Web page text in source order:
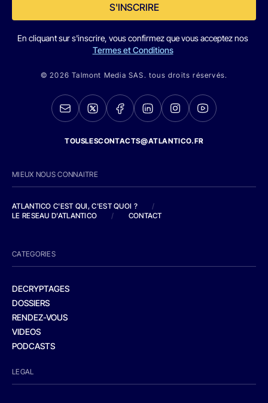
S'INSCRIRE
En cliquant sur s'inscrire, vous confirmez que vous acceptez nos
Termes et Conditions
© 2026 Talmont Media SAS. tous droits réservés.
TOUSLESCONTACTS@ATLANTICO.FR
MIEUX NOUS CONNAITRE
ATLANTICO C'EST QUI, C'EST QUOI ?
/
LE RESEAU D'ATLANTICO
/ CONTACT
CATEGORIES
DECRYPTAGES
DOSSIERS
RENDEZ-VOUS
VIDEOS
PODCASTS
LEGAL